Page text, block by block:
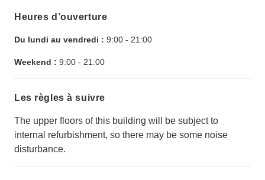
Heures d’ouverture
Du lundi au vendredi : 9:00 - 21:00
Weekend : 9:00 - 21:00
Les règles à suivre
The upper floors of this building will be subject to
internal refurbishment, so there may be some noise
disturbance.